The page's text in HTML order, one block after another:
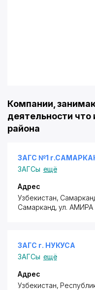
Компании,
деятельности
района
ЗАГС №1
ЗАГСы ещё
Адрес
Узбекистан,
Самарканд,ул.
ЗАГС г. НУКУСА
ЗАГСы ещё
Адрес
Узбекистан,